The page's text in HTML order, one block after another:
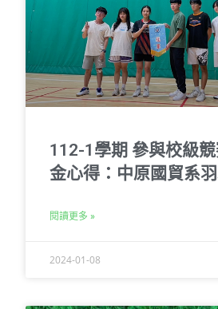
112-1學期 參與校級
金心得：中原國貿系
閱讀更多 »
2024-01-08